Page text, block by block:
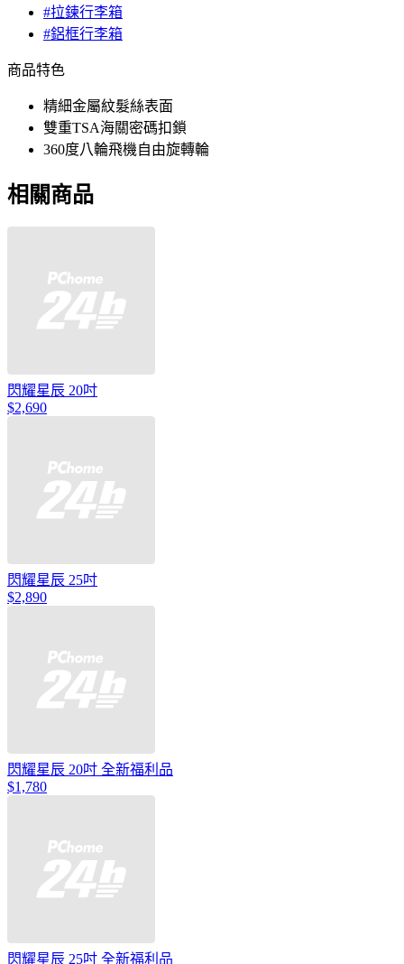
#拉鍊行李箱
#鋁框行李箱
商品特色
精細金屬紋髮絲表面
雙重TSA海關密碼扣鎖
360度八輪飛機自由旋轉輪
相關商品
閃耀星辰 20吋
$2,690
閃耀星辰 25吋
$2,890
閃耀星辰 20吋 全新福利品
$1,780
閃耀星辰 25吋 全新福利品